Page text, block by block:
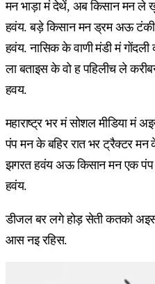
मन भाड़ा मं देथें, अब किसान मन
हवंय. बड़े किसान मन ड्रम अऊ
हवंय. नासिक के वाणी मंडी मं गोंदली
ला बताइस के वो ह पहिलीच ले
हवय.
महाराष्ट्र भर मं सोशल मीडिया मं
पंप मन के बहिर रात भर ट्रैक्टर
झगरत हवंय अऊ किसान मन एक पंप
हवंय.
डीजल बर लगे होड़ सेती कतको
आस नइ रहिस.